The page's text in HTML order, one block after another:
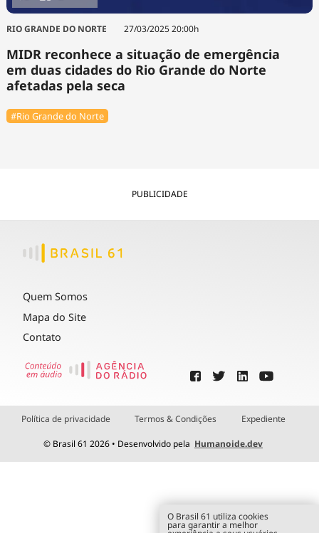
RIO GRANDE DO NORTE 27/03/2025 20:00h
MIDR reconhece a situação de emergência
em duas cidades do Rio Grande do Norte
afetadas pela seca
#Rio Grande do Norte
PUBLICIDADE
Quem Somos
Mapa do Site
Contato
Política de privacidade Termos & Condições Expediente
© Brasil 61 2026 • Desenvolvido pela Humanoide.dev
O Brasil 61 utiliza cookies
para garantir a melhor